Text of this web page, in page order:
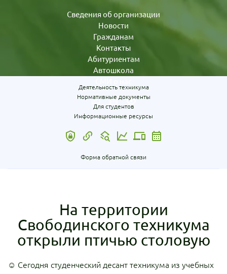
Сведения об организации
Новости
Гражданам
Контакты
Абитуриентам
Автошкола
Деятельность техникума
Нормативные документы
Для студентов
Информационные ресурсы
Форма обратной связи
На территории
Свободинского техникума
открыли птичью столовую
☺ Сегодня студенческий десант техникума из учебных